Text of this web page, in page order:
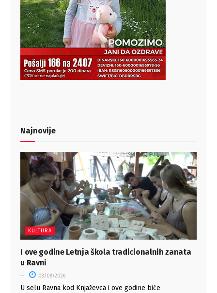
Najnovije
KULTURA
I ove godine Letnja škola tradicionalnih zanata
u Ravni
08/08/2026
U selu Ravna kod Knjaževca i ove godine biće